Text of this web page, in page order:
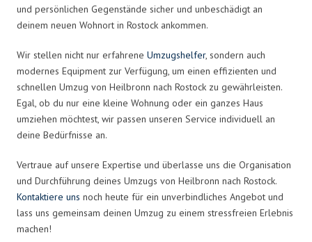
und persönlichen Gegenstände sicher und unbeschädigt an
deinem neuen Wohnort in Rostock ankommen.
Wir stellen nicht nur erfahrene Umzugshelfer, sondern auch
modernes Equipment zur Verfügung, um einen effizienten und
schnellen Umzug von Heilbronn nach Rostock zu gewährleisten.
Egal, ob du nur eine kleine Wohnung oder ein ganzes Haus
umziehen möchtest, wir passen unseren Service individuell an
deine Bedürfnisse an.
Vertraue auf unsere Expertise und überlasse uns die Organisation
und Durchführung deines Umzugs von Heilbronn nach Rostock.
Kontaktiere uns noch heute für ein unverbindliches Angebot und
lass uns gemeinsam deinen Umzug zu einem stressfreien Erlebnis
machen!